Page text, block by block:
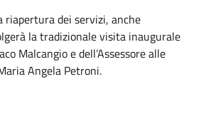
riapertura dei servizi, anche
la tradizionale visita inaugurale
Malcangio e dell’Assessore alle
Angela Petroni.